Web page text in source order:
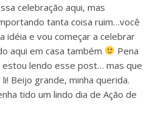
celebração aqui, mas
tanta coisa ruim…você
idéia e vou começar a celebrar
aqui em casa também
Pena
estou lendo esse post… mas que
Beijo grande, minha querida.
tido um lindo dia de Ação de